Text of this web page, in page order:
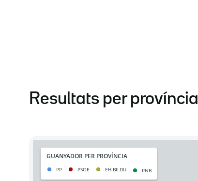
Resultats per província